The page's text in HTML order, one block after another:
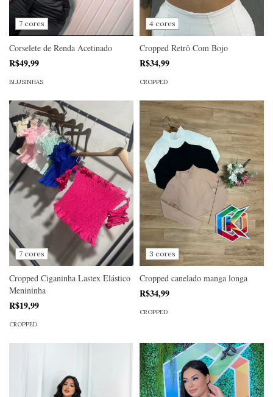
7 cores
Corselete de Renda Acetinado
R$49,99
BLUSINHAS
4 cores
Cropped Retrô Com Bojo
R$34,99
CROPPED
7 cores
Cropped Ciganinha Lastex Elástico
Menininha
R$19,99
CROPPED
3 cores
Cropped canelado manga longa
R$34,99
CROPPED